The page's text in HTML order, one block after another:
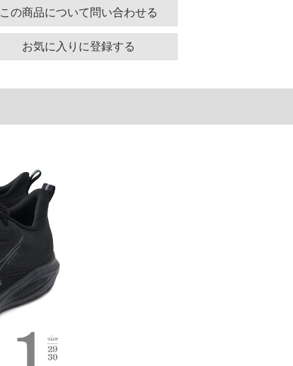
がご使用の環境（コンピュータ画
ご了承ください。
る場合があります。お取り扱い前に
頭での売り違い、店舗からのお取り
ます。そのようなことがない様最大
きますので予めご了承ください。
につき税込6,000円以上の品が対象。
了承下さい。
スナーや調節ひもが付いている、極
頂いております。予めご了承くださ
この商品について問い合わせる
お気に入りに登録する